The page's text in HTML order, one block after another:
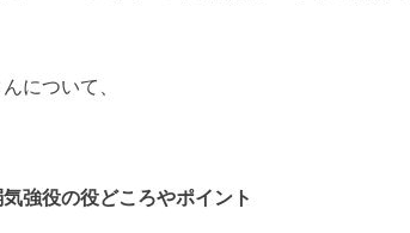
について、
気強役の役どころやポイント